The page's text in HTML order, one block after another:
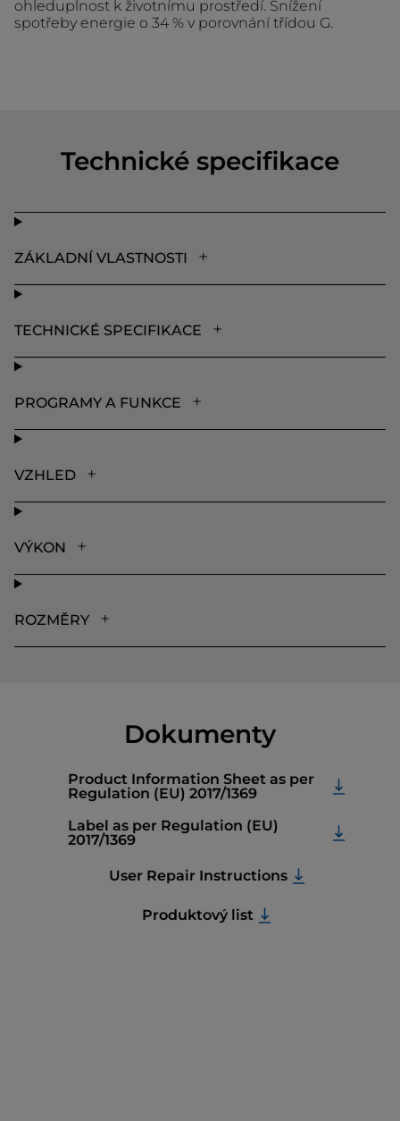
ohleduplnost k životnímu prostředí. Snížení
spotřeby energie o 34 % v porovnání třídou G.
Technické specifikace
ZÁKLADNÍ VLASTNOSTI
TECHNICKÉ SPECIFIKACE
PROGRAMY A FUNKCE
VZHLED
VÝKON
ROZMĚRY
Dokumenty
Product Information Sheet as per
Regulation (EU) 2017/1369
Label as per Regulation (EU)
2017/1369
User Repair Instructions
Produktový list